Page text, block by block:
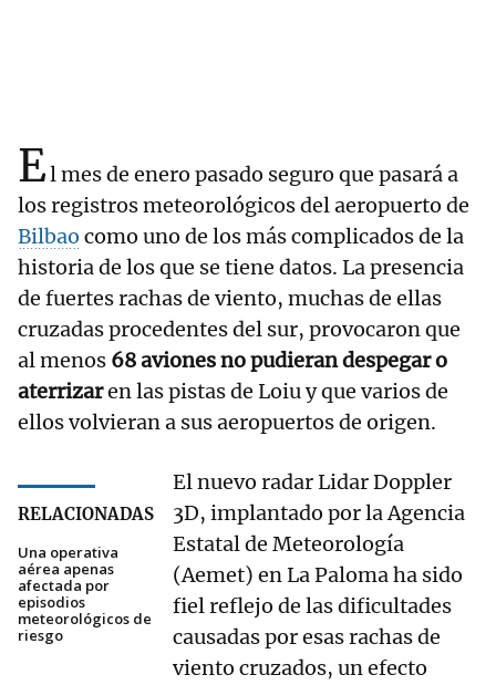
El mes de enero pasado seguro que pasará a
los registros meteorológicos del aeropuerto de
Bilbao como uno de los más complicados de la
historia de los que se tiene datos. La presencia
de fuertes rachas de viento, muchas de ellas
cruzadas procedentes del sur, provocaron que
al menos 68 aviones no pudieran despegar o
aterrizaren las pistas de Loiu y que varios de
ellos volvieran a sus aeropuertos de origen.
RELACIONADAS
Una operativa
aérea apenas
afectada por
episodios
meteorológicos de
riesgo
El nuevo radar Lidar Doppler
3D, implantado por la Agencia
Estatal de Meteorología
(Aemet) en La Paloma ha sido
fiel reflejo de las dificultades
causadas por esas rachas de
viento cruzados, un efecto